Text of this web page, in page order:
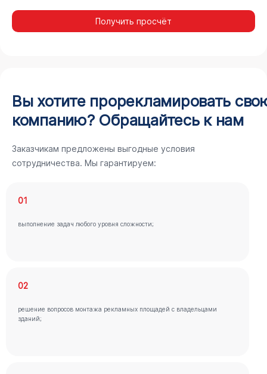
Получить просчёт
Вы хотите прорекламировать
компанию? Обращайтесь к нам
Заказчикам предложены выгодные условия
сотрудничества. Мы гарантируем:
01
выполнение задач любого уровня сложности;
02
решение вопросов монтажа рекламных площадей с владельцами
зданий;